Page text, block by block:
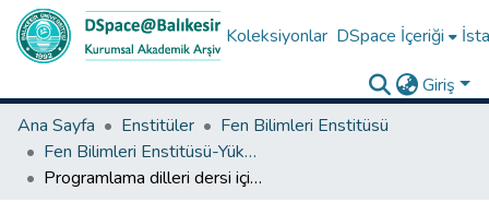
Koleksiyonlar DSpace İçeriği
Giriş
Ana Sayfa
Enstitüler
Fen Bilimleri Enstitüsü
Fen Bilimleri Enstitüsü-Yüksek Lisans Tezleri
Programlama dilleri dersi için öğretim platformu geliştirilmesi ve platformun öz yeterlilik algısı ile başarıya etkisinin incelenmesi